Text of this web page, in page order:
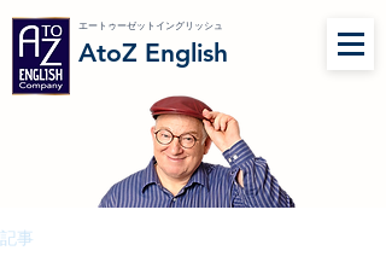
AtoZ English
エートゥーゼットイングリッシュ
記事